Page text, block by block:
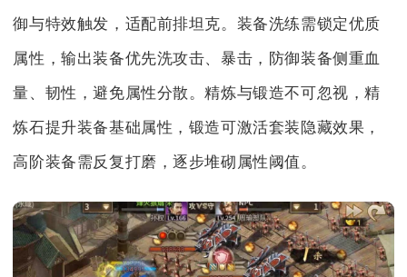
御与特效触发，适配前排坦克。装备洗练需锁定优质
属性，输出装备优先洗攻击、暴击，防御装备侧重血
量、韧性，避免属性分散。精炼与锻造不可忽视，精
炼石提升装备基础属性，锻造可激活套装隐藏效果，
高阶装备需反复打磨，逐步堆砌属性阈值。